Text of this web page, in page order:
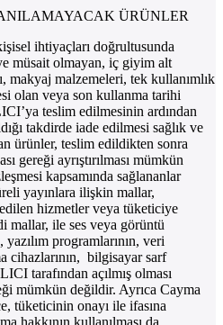
ÜRÜNLER
ihtiyaçları doğrultusunda
müsait olmayan, iç giyim alt
makyaj malzemeleri, tek kullanımlık
olan veya son kullanma tarihi
teslim edilmesinin ardından
takdirde iade edilmesi sağlık ve
ürünler, teslim edildikten sonra
gereği ayrıştırılması mümkün
kapsamında sağlananlar
yayınlara ilişkin mallar,
hizmetler veya tüketiciye
mallar, ile ses veya görüntü
programlarının, veri
cihazlarının, bilgisayar sarf
tarafından açılmış olması
mümkün değildir. Ayrıca Cayma
tüketicinin onayı ile ifasına
hakkının kullanılması da